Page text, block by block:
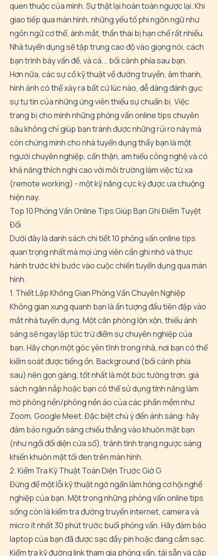
quen thuộc của mình. Sự thật lại hoàn toàn ngược lại. Khi
giao tiếp qua màn hình, những yếu tố phi ngôn ngữ như
ngôn ngữ cơ thể, ánh mắt, thần thái bị hạn chế rất nhiều.
Nhà tuyển dụng sẽ tập trung cao độ vào giọng nói, cách
bạn trình bày vấn đề, và cả... bối cảnh phía sau bạn.
Hơn nữa, các sự cố kỹ thuật về đường truyền, âm thanh,
hình ảnh có thể xảy ra bất cứ lúc nào, dễ dàng đánh gục
sự tự tin của những ứng viên thiếu sự chuẩn bị. Việc
trang bị cho mình những phỏng vấn online tips chuyên
sâu không chỉ giúp bạn tránh được những rủi ro này mà
còn chứng minh cho nhà tuyển dụng thấy bạn là một
người chuyên nghiệp, cẩn thận, am hiểu công nghệ và có
khả năng thích nghi cao với môi trường làm việc từ xa
(remote working) - một kỹ năng cực kỳ được ưa chuộng
hiện nay.
Top 10 Phỏng Vấn Online Tips Giúp Bạn Ghi Điểm Tuyệt
Đối
Dưới đây là danh sách chi tiết 10 phỏng vấn online tips
quan trọng nhất mà mọi ứng viên cần ghi nhớ và thực
hành trước khi bước vào cuộc chiến tuyển dụng qua màn
hình.
1. Thiết Lập Không Gian Phỏng Vấn Chuyên Nghiệp
Không gian xung quanh bạn là ấn tượng đầu tiên đập vào
mắt nhà tuyển dụng. Một căn phòng lộn xộn, thiếu ánh
sáng sẽ ngay lập tức trừ điểm sự chuyên nghiệp của
bạn. Hãy chọn một góc yên tĩnh trong nhà, nơi bạn có thể
kiểm soát được tiếng ồn. Background (bối cảnh phía
sau) nên gọn gàng, tốt nhất là một bức tường trơn, giá
sách ngăn nắp hoặc bạn có thể sử dụng tính năng làm
mờ phông nền/phông nền ảo của các phần mềm như
Zoom, Google Meet. Đặc biệt chú ý đến ánh sáng: hãy
đảm bảo nguồn sáng chiếu thẳng vào khuôn mặt bạn
(như ngồi đối diện cửa sổ), tránh tình trạng ngược sáng
khiến khuôn mặt tối đen trên màn hình.
2. Kiểm Tra Kỹ Thuật Toàn Diện Trước Giờ G
Đừng để một lỗi kỹ thuật ngớ ngẩn làm hỏng cơ hội nghề
nghiệp của bạn. Một trong những phỏng vấn online tips
sống còn là kiểm tra đường truyền internet, camera và
micro ít nhất 30 phút trước buổi phỏng vấn. Hãy đảm bảo
laptop của bạn đã được sạc đầy pin hoặc đang cắm sạc.
Kiểm tra kỹ đường link tham gia phỏng vấn, tải sẵn và cập